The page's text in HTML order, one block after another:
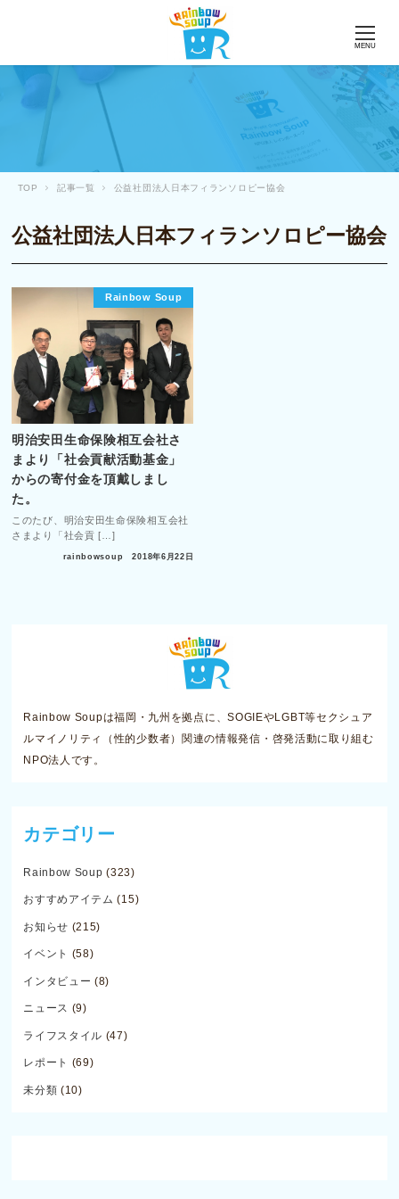
MENU
TOP 記事一覧 公益社団法人日本フィランソロピー協会
公益社団法人日本フィランソロピー協会
Rainbow Soup
明治安田生命保険相互会社さ
まより「社会貢献活動基金」
からの寄付金を頂戴しまし
た。
このたび、明治安田生命保険相互会社
さまより「社会貢 […]
rainbowsoup 2018年6月22日
Rainbow Soupは福岡・九州を拠点に、SOGIEやLGBT等セクシュア
ルマイノリティ（性的少数者）関連の情報発信・啓発活動に取り組む
NPO法人です。
カテゴリー
Rainbow Soup (323)
おすすめアイテム (15)
お知らせ (215)
イベント (58)
インタビュー (8)
ニュース (9)
ライフスタイル (47)
レポート (69)
未分類 (10)